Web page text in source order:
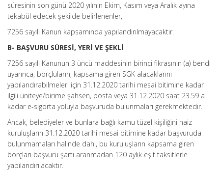
süresinin son günü 2020 yılının Ekim, Kasım veya Aralık ayına
tekabül edecek şekilde belirlenenler,
7256 sayılı Kanun kapsamında yapılandırılmayacaktır.
B- BAŞVURU SÜRESİ, YERİ VE ŞEKLİ
7256 sayılı Kanunun 3 üncü maddesinin birinci fıkrasının (a) bendi
uyarınca; borçluların, kapsama giren SGK alacaklarını
yapılandırabilmeleri için 31.12.2020 tarihi mesai bitimine kadar
ilgili üniteye/birime şahsen, posta veya 31.12.2020 saat 23.59 a
kadar e-sigorta yoluyla başvuruda bulunmaları gerekmektedir.
Ancak, belediyeler ve bunlara bağlı kamu tüzel kişiliğini haiz
kuruluşların 31.12.2020 tarihi mesai bitimine kadar başvuruda
bulunmamaları halinde dahi, bu kuruluşların kapsama giren
borçları başvuru şartı aranmadan 120 aylık eşit taksitlerle
yapılandırılacaktır.